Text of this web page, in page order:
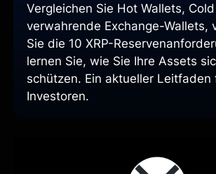
Vergleichen Sie Hot Wallets,
verwahrende Exchange-Wallets,
Sie die 10 XRP-
lernen Sie, wie Sie Ihre Assets
schützen. Ein aktueller Leitfaden
Investoren.